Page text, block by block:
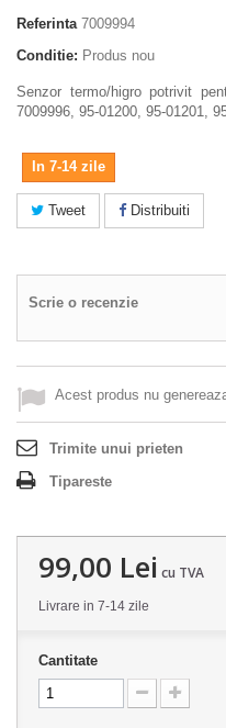
Referinta 7009994
Conditie: Produs nou
Senzor termo/higro potrivit
7009996, 95-01200, 95-01201,
In 7-14 zile
Tweet Distribuiti
Scrie o recenzie
Acest produs nu
Trimite unui prieten
Tipareste
99,00 Lei cu TVA
Livrare in 7-14 zile
Cantitate